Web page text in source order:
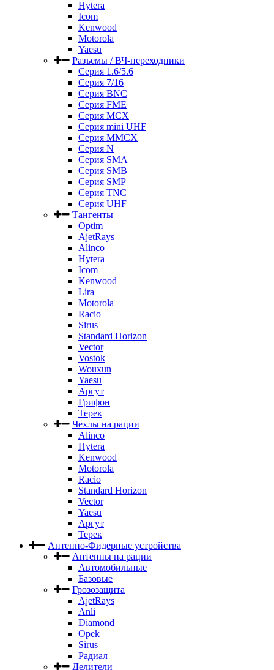
Hytera
Icom
Kenwood
Motorola
Yaesu
Разъемы / ВЧ-переходники
Серия 1.6/5.6
Серия 7/16
Серия BNC
Серия FME
Серия MCX
Серия mini UHF
Серия MMCX
Серия N
Серия SMA
Серия SMB
Серия SMP
Серия TNC
Серия UHF
Тангенты
Optim
AjetRays
Alinco
Hytera
Icom
Kenwood
Lira
Motorola
Racio
Sirus
Standard Horizon
Vector
Vostok
Wouxun
Yaesu
Аргут
Грифон
Терек
Чехлы на рации
Alinco
Hytera
Kenwood
Motorola
Racio
Standard Horizon
Vector
Yaesu
Аргут
Терек
Антенно-Фидерные устройства
Антенны на рации
Автомобильные
Базовые
Грозозащита
AjetRays
Anli
Diamond
Opek
Sirus
Радиал
Делители